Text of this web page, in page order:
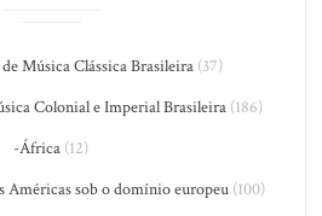
Música Clássica Brasileira (37)
Colonial e Imperial Brasileira (186)
-África (12)
Américas sob o domínio europeu(100)